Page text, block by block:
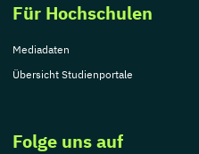
Für Hochschulen
Mediadaten
Übersicht Studienportale
Folge uns auf